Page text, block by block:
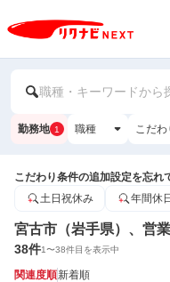
職種・キーワードから
勤務地 1 職種 こだ
こだわり条件の追加設定を忘れ
土日祝休み
年間休
宮古市（岩手県）、営
38件1〜38件目を表示中
関連度順新着順